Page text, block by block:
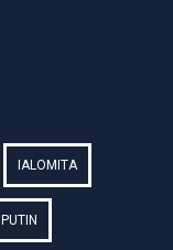
IALOMITA
PUTIN